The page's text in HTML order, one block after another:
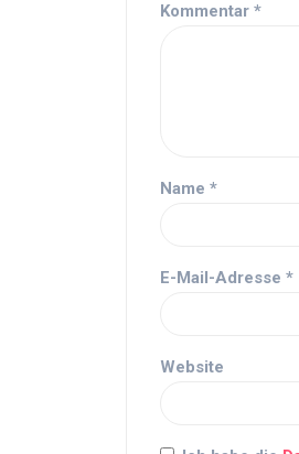
Kommentar *
Name *
E-Mail-Adresse *
Website